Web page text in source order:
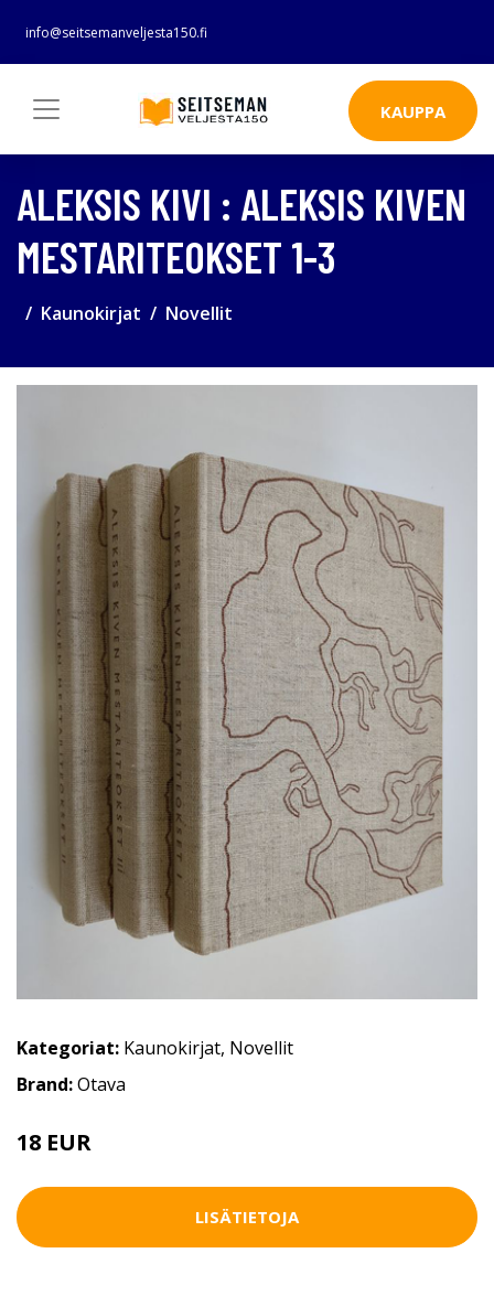
info@seitsemanveljesta150.fi
KAUPPA
ALEKSIS KIVI : ALEKSIS KIVEN
MESTARITEOKSET 1-3
Kaunokirjat Novellit
Kategoriat: Kaunokirjat, Novellit
Brand:Otava
18 EUR
LISÄTIETOJA